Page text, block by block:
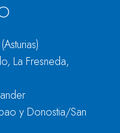
La Fresneda,
y Donostia/San